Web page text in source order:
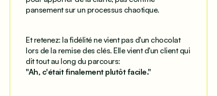
pansement sur un processus chaotique.
Et retenez: la fidélité ne vient pas d'un chocolat
lors de la remise des clés. Elle vient d'un client qui
dit tout au long du parcours:
"Ah, c'était finalement plutôt facile."